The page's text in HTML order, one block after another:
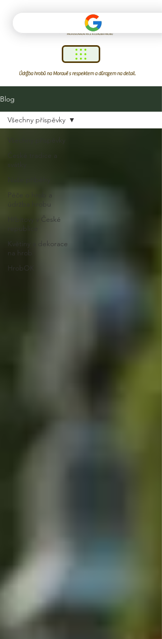
Údržba hrobů na Moravě s respektem a důrazem na detail.
Blog
České tradice a
svátky
údržba hrobu
Hřbitovy v České
republice
Květiny a dekorace
na hrob
HrobOK
Všechny příspěvky